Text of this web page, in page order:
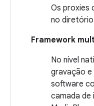
Os proxies
no diretório
Framework
No nível
gravação e
software
camada de